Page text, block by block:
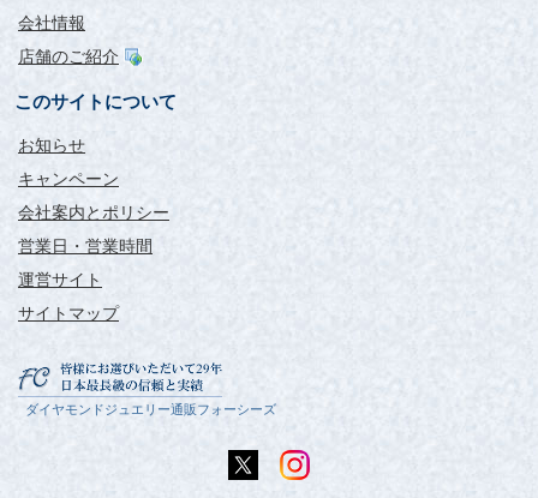
会社情報
店舗のご紹介
このサイトについて
お知らせ
キャンペーン
会社案内とポリシー
営業日・営業時間
運営サイト
サイトマップ
ダイヤモンドジュエリー通販フォーシーズ